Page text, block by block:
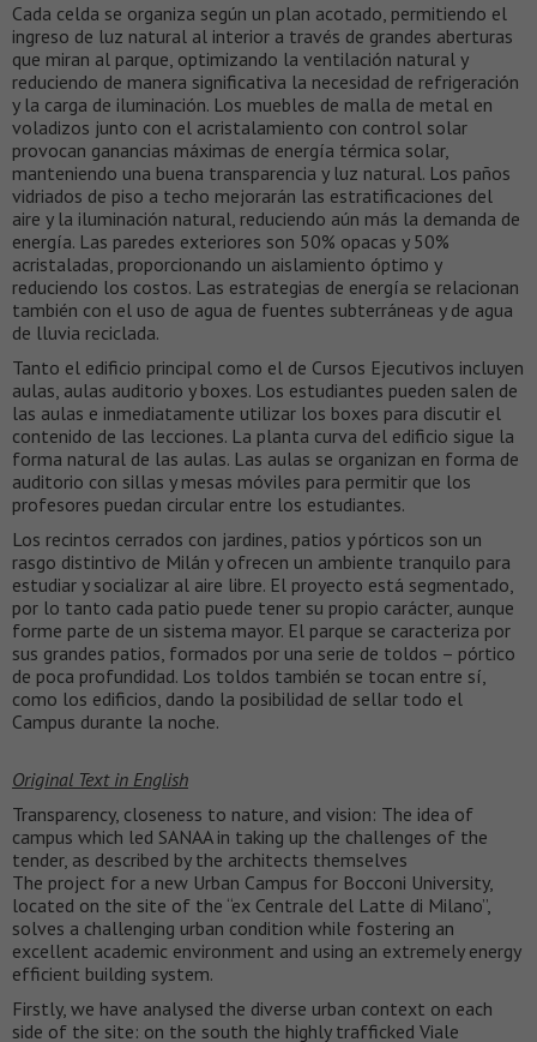
Cada celda se organiza según un plan acotado, permitiendo el
ingreso de luz natural al interior a través de grandes aberturas
que miran al parque, optimizando la ventilación natural y
reduciendo de manera significativa la necesidad de refrigeración
y la carga de iluminación. Los muebles de malla de metal en
voladizos junto con el acristalamiento con control solar
provocan ganancias máximas de energía térmica solar,
manteniendo una buena transparencia y luz natural. Los paños
vidriados de piso a techo mejorarán las estratificaciones del
aire y la iluminación natural, reduciendo aún más la demanda de
energía. Las paredes exteriores son 50% opacas y 50%
acristaladas, proporcionando un aislamiento óptimo y
reduciendo los costos. Las estrategias de energía se relacionan
también con el uso de agua de fuentes subterráneas y de agua
de lluvia reciclada.
Tanto el edificio principal como el de Cursos Ejecutivos incluyen
aulas, aulas auditorio y boxes. Los estudiantes pueden salen de
las aulas e inmediatamente utilizar los boxes para discutir el
contenido de las lecciones. La planta curva del edificio sigue la
forma natural de las aulas. Las aulas se organizan en forma de
auditorio con sillas y mesas móviles para permitir que los
profesores puedan circular entre los estudiantes.
Los recintos cerrados con jardines, patios y pórticos son un
rasgo distintivo de Milán y ofrecen un ambiente tranquilo para
estudiar y socializar al aire libre. El proyecto está segmentado,
por lo tanto cada patio puede tener su propio carácter, aunque
forme parte de un sistema mayor. El parque se caracteriza por
sus grandes patios, formados por una serie de toldos – pórtico
de poca profundidad. Los toldos también se tocan entre sí,
como los edificios, dando la posibilidad de sellar todo el
Campus durante la noche.
Original Text in English
Transparency, closeness to nature, and vision: The idea of
campus which led SANAA in taking up the challenges of the
tender, as described by the architects themselves
The project for a new Urban Campus for Bocconi University,
located on the site of the “ex Centrale del Latte di Milano”,
solves a challenging urban condition while fostering an
excellent academic environment and using an extremely energy
efficient building system.
Firstly, we have analysed the diverse urban context on each
side of the site: on the south the highly trafficked Viale